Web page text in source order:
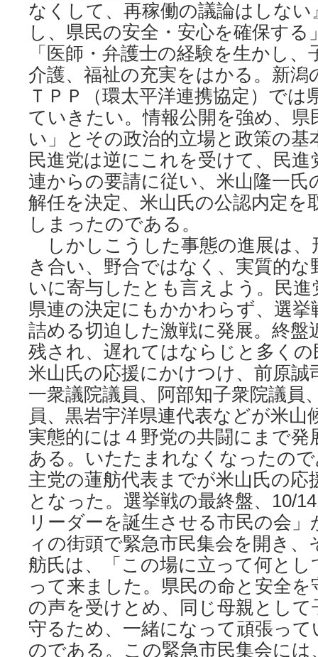
なくして、再稼働の議論はしな
し、県民の安全・安心を確保する
「医師・弁護士の経験を生かし
介護、福祉の充実をはかる。新潟
ＴＰＰ（環太平洋連携協定）では
ていきたい。情報公開を強め、
い」とその政治的立場と政策の基
民進党は逆にこれを受けて、民進
連からの要請に従い、米山隆一氏
解任を決定、米山氏の公認内定を
しまったのである。
しかしこうした事態の進展は、
き合い、野合ではなく、実質的な
いに寄与したとも言えよう。民進
県連の決定にもかかわらず、選
詰める切迫した激戦に発展。終盤
残され、遅れてはならじと多く
米山氏の応援にかけつけ、前原誠
一衆議院議員、阿部知子衆院議員
員、黒岩宇洋県連代表などが米山
実態的には４野党の共闘にまで
ある。いたたまれなくなったの
主党の蓮舫代表までが米山氏の
となった。選挙戦の最終盤、10/
リーダーを誕生させる市民の会
ィの街頭で緊急市民集会を開き
舫氏は、「この場に立って何と
って来ました。県民の命と安全
の声を受けとめ、同じ母親とし
守るため、一緒になって頑張っ
のである。この緊急市民集会には